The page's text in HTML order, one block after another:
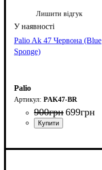
Лишити відгук
Palio Ak 47 Червона (Blue
Sponge)
Palio
PAK47-BR
900грн699грн